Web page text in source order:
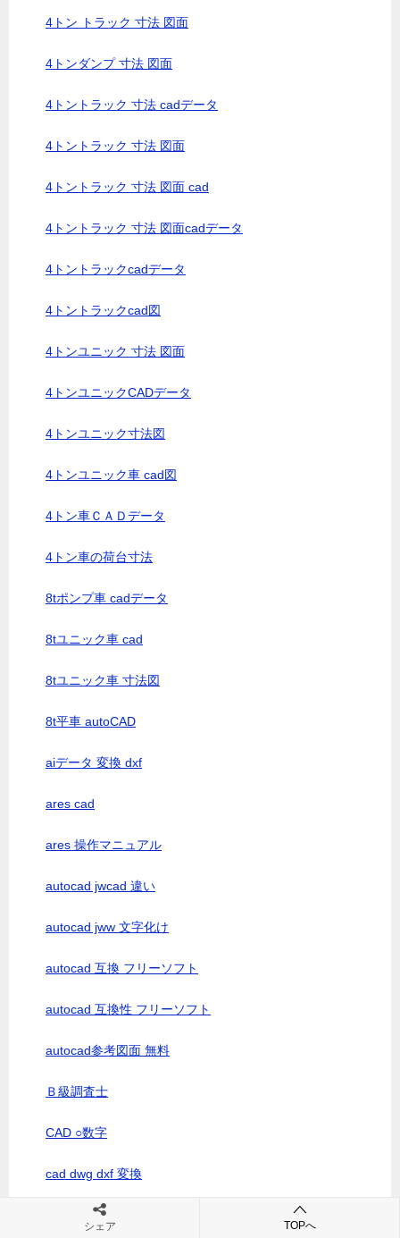
4トン トラック 寸法 図面
4トンダンプ 寸法 図面
4トントラック 寸法 cadデータ
4トントラック 寸法 図面
4トントラック 寸法 図面 cad
4トントラック 寸法 図面cadデータ
4トントラックcadデータ
4トントラックcad図
4トンユニック 寸法 図面
4トンユニックCADデータ
4トンユニック寸法図
4トンユニック車 cad図
4トン車ＣＡＤデータ
4トン車の荷台寸法
8tポンプ車 cadデータ
8tユニック車 cad
8tユニック車 寸法図
8t平車 autoCAD
aiデータ 変換 dxf
ares cad
ares 操作マニュアル
autocad jwcad 違い
autocad jww 文字化け
autocad 互換 フリーソフト
autocad 互換性 フリーソフト
autocad参考図面 無料
Ｂ級調査士
CAD ○数字
cad dwg dxf 変換
cad dwg フリーソフト
シェア TOPへ